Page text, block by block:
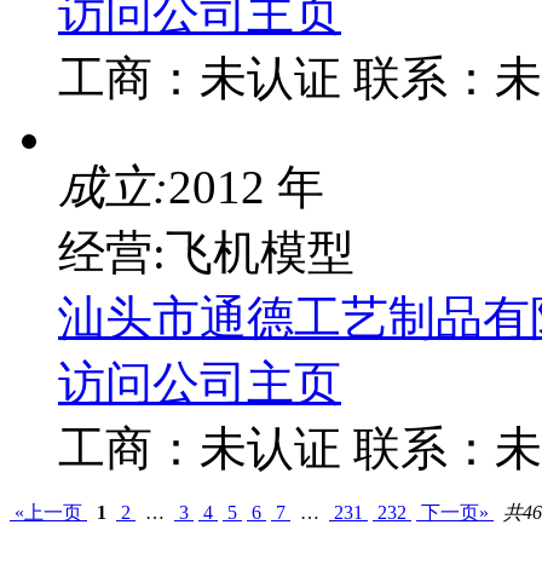
访问公司主页
工商： 未认证 联系：
成立:2012 年
经营:飞机模型
汕头市通德工艺制品
访问公司主页
工商： 未认证 联系：
«上一页 1 2 … 3 4 5 6 7 … 231 232 下一页» 共